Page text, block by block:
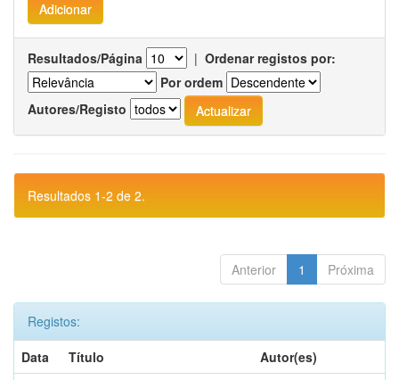
Resultados/Página | Ordenar registos por:
Por ordem
Autores/Registo
Resultados 1-2 de 2.
Anterior 1 Próxima
Registos:
Data
Título
Autor(es)